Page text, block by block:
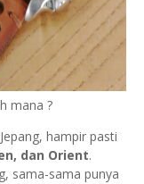
mana ?
hampir pasti
dan Orient.
sama-sama punya